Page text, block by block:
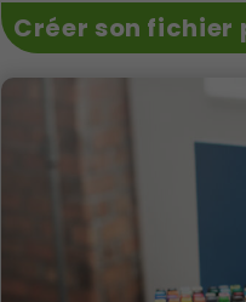
Créer son fichier